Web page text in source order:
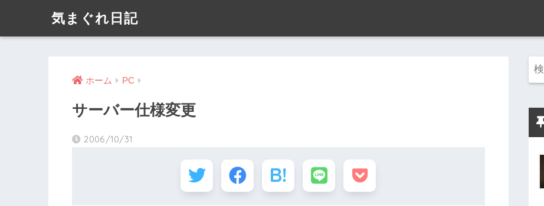
気まぐれ日記
ホーム PC
サーバー仕様変更
2006/10/31